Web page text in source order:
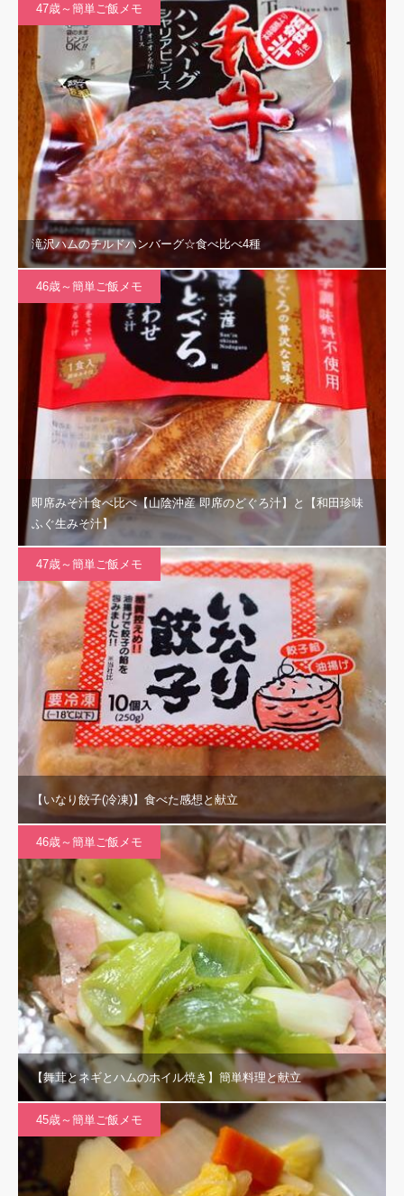
47歳～簡単ご飯メモ
滝沢ハムのチルドハンバーグ☆食べ比べ4種
46歳～簡単ご飯メモ
即席みそ汁食べ比べ【山陰沖産 即席のどぐろ汁】と【和田珍味
ふぐ生みそ汁】
47歳～簡単ご飯メモ
【いなり餃子(冷凍)】食べた感想と献立
46歳～簡単ご飯メモ
【舞茸とネギとハムのホイル焼き】簡単料理と献立
45歳～簡単ご飯メモ